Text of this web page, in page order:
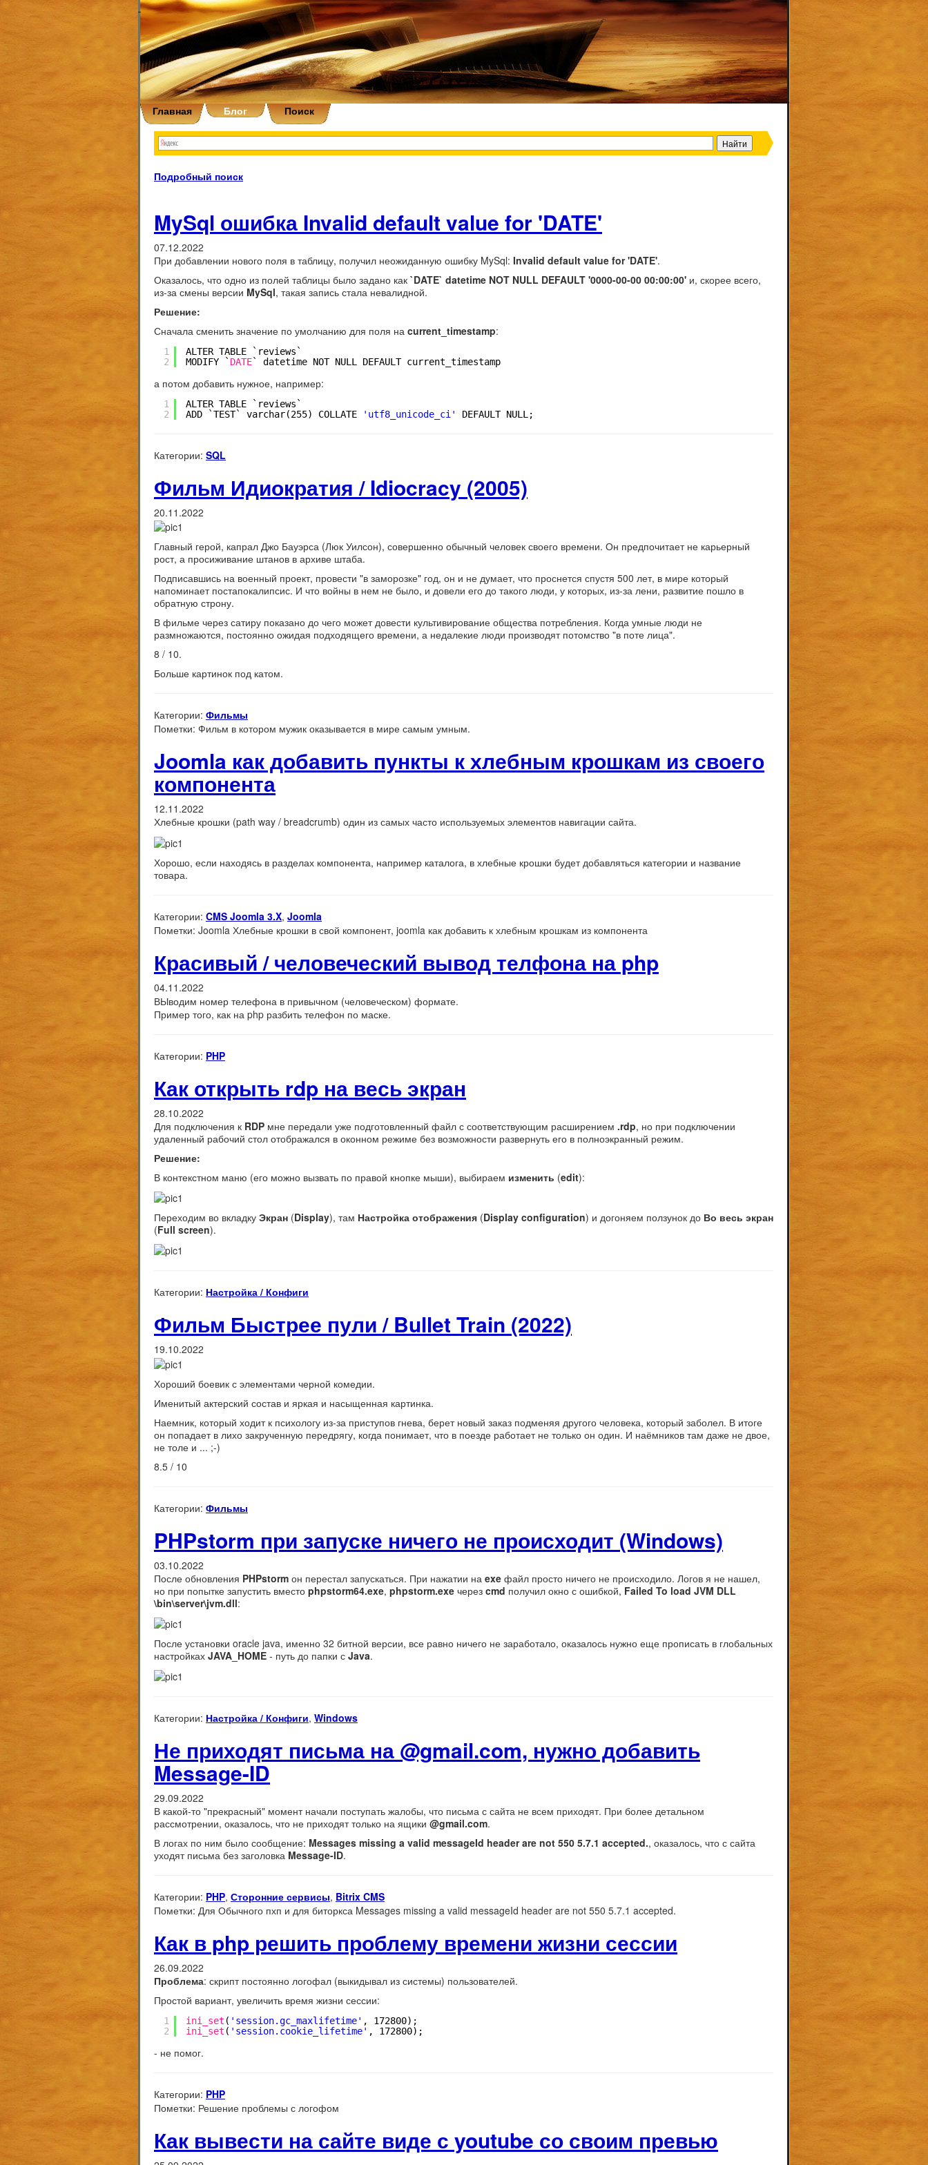
Главная Блог Поиск
Подробный поиск
MySql ошибка Invalid default value for 'DATE'
07.12.2022
При добавлении нового поля в таблицу, получил неожиданную ошибку MySql: Invalid default value for 'DATE'.
Оказалось, что одно из полей таблицы было задано как `DATE` datetime NOT NULL DEFAULT '0000-00-00 00:00:00' и, скорее всего,
из-за смены версии MySql, такая запись стала невалидной.
Решение:
Сначала сменить значение по умолчанию для поля на current_timestamp:
1
2
ALTER TABLE `reviews`
MODIFY ` DATE` datetime NOT NULL DEFAULT current_timestamp
а потом добавить нужное, например:
1
2
ALTER TABLE `reviews`
ADD `TEST` varchar(255) COLLATE
'utf8_unicode_ci' DEFAULT NULL;
Категории: SQL
Фильм Идиократия / Idiocracy (2005)
20.11.2022
Главный герой, капрал Джо Бауэрса (Люк Уилсон), совершенно обычный человек своего времени. Он предпочитает не карьерный
рост, а просиживание штанов в архиве штаба.
Подписавшись на военный проект, провести "в заморозке" год, он и не думает, что проснется спустя 500 лет, в мире который
напоминает постапокалипсис. И что войны в нем не было, и довели его до такого люди, у которых, из-за лени, развитие пошло в
обратную строну.
В фильме через сатиру показано до чего может довести культивирование общества потребления. Когда умные люди не
размножаются, постоянно ожидая подходящего времени, а недалекие люди производят потомство "в поте лица".
8 / 10.
Больше картинок под катом.
Категории: Фильмы
Пометки: Фильм в котором мужик оказывается в мире самым умным.
Joomla как добавить пункты к хлебным крошкам из своего
компонента
12.11.2022
Хлебные крошки (path way / breadcrumb) один из самых часто используемых элементов навигации сайта.
Хорошо, если находясь в разделах компонента, например каталога, в хлебные крошки будет добавляться категории и название
товара.
Категории: CMS Joomla 3.X, Joomla
Пометки: Joomla Хлебные крошки в свой компонент, joomla как добавить к хлебным крошкам из компонента
Красивый / человеческий вывод телфона на php
04.11.2022
ВЫводим номер телефона в привычном (человеческом) формате.
Пример того, как на php разбить телефон по маске.
Категории: PHP
Как открыть rdp на весь экран
28.10.2022
Для подключения к RDP мне передали уже подготовленный файл с соответствующим расширением .rdp, но при подключении
удаленный рабочий стол отображался в оконном режиме без возможности развернуть его в полноэкранный режим.
Решение:
В контекстном маню (его можно вызвать по правой кнопке мыши), выбираем изменить (edit):
Переходим во вкладку Экран (Display), там Настройка отображения (Display configuration) и догоняем ползунок до Во весь экран
(Full screen).
Категории: Настройка / Конфиги
Фильм Быстрее пули / Bullet Train (2022)
19.10.2022
Хороший боевик с элементами черной комедии.
Именитый актерский состав и яркая и насыщенная картинка.
Наемник, который ходит к психологу из-за приступов гнева, берет новый заказ подменяя другого человека, который заболел. В итоге
он попадает в лихо закрученную передрягу, когда понимает, что в поезде работает не только он один. И наёмников там даже не двое,
не толе и ... ;-)
8.5 / 10
Категории: Фильмы
PHPstorm при запуске ничего не происходит (Windows)
03.10.2022
После обновления PHPstorm он перестал запускаться. При нажатии на exe файл просто ничего не происходило. Логов я не нашел,
но при попытке запустить вместо phpstorm64.exe, phpstorm.exe через cmd получил окно с ошибкой, Failed To load JVM DLL
\bin\server\jvm.dll:
После установки oracle java, именно 32 битной версии, все равно ничего не заработало, оказалось нужно еще прописать в глобальных
настройках JAVA_HOME - путь до папки с Java.
Категории: Настройка / Конфиги, Windows
Не приходят письма на @gmail.com, нужно добавить
Message-ID
29.09.2022
В какой-то "прекрасный" момент начали поступать жалобы, что письма с сайта не всем приходят. При более детальном
рассмотрении, оказалось, что не приходят только на ящики @gmail.com.
В логах по ним было сообщение: Messages missing a valid messageId header are not 550 5.7.1 accepted., оказалось, что с сайта
уходят письма без заголовка Message-ID.
Категории: PHP, Сторонние сервисы, Bitrix CMS
Пометки: Для Обычного пхп и для биторкса Messages missing a valid messageId header are not 550 5.7.1 accepted.
Как в php решить проблему времени жизни сессии
26.09.2022
Проблема: скрипт постоянно логофал (выкидывал из системы) пользователей.
Простой вариант, увеличить время жизни сессии:
1
2
ini_set ( 'session.gc_maxlifetime' , 172800);
ini_set ( 'session.cookie_lifetime' , 172800);
- не помог.
Категории: PHP
Пометки: Решение проблемы с логофом
Как вывести на сайте виде с youtube со своим превью